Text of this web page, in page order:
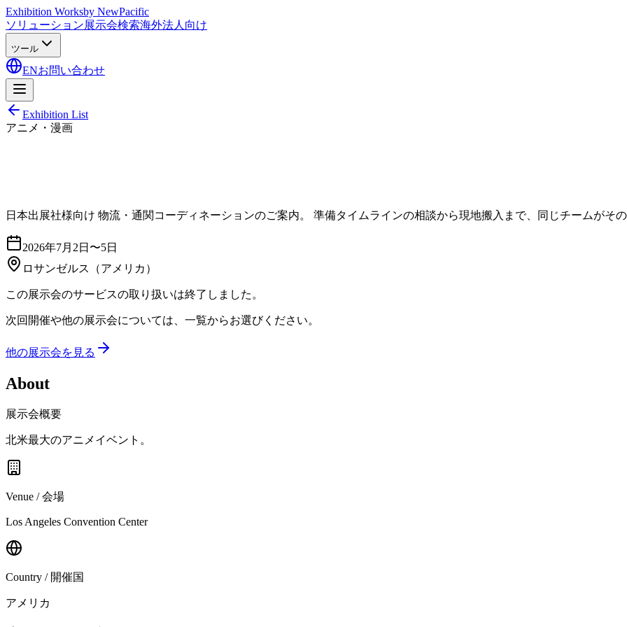
Exhibition Worksby NewPacific
ソリューション展示会検索海外法人向け
ツール
ENお問い合わせ
Exhibition List
アニメ・漫画
日本出展社様向け 物流・通関コーディネーションのご案内。 準備タイムラインの相談から現地搬入まで、同じチームがその
2026年7月2日〜5日
ロサンゼルス
（アメリカ）
この展示会のサービスの取り扱いは終了しました。
次回開催や他の展示会については、一覧からお選びください。
他の展示会を見る
About
展示会概要
北米最大のアニメイベント。
Venue / 会場
Los Angeles Convention Center
Country / 開催国
アメリカ